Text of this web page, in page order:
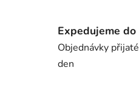
Expedujeme
Objednávky
den